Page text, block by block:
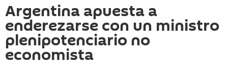
Argentina apuesta a
enderezarse con un ministro
plenipotenciario no
economista